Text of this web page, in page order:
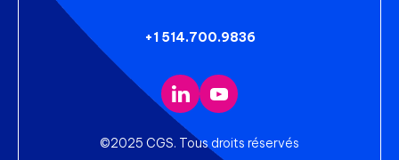
+1 514.700.9836
©2025 CGS. Tous droits réservés